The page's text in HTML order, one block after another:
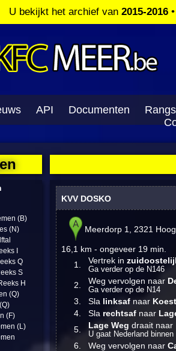
U bekijkt het archief van 2015-2016
API Documenten
(B)
(N)
I
Q
S
H
(Q)
(F)
(L)
KVV DOSKO
Meerdorp 1, 2321
16,1 km - ongeveer 19 min.
1.
Vertrek in
Ga verder op de N146
2. Weg vervolgen naar
Ga verder op de N14
3. Sla linksaf naar
4.
Sla rechtsaf naar
5.
Lage Weg draait naar
U gaat Nederland binnen
6. Weg vervolgen naar